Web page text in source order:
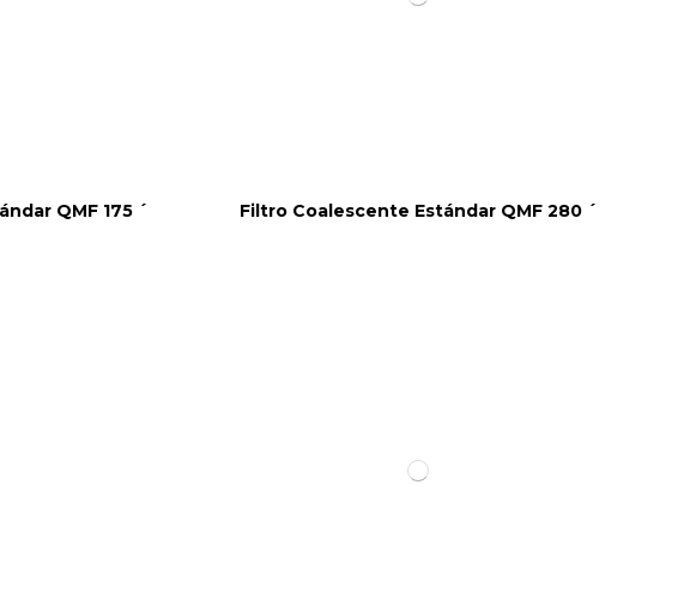
QMF 175 ´ Filtro Coalescente Estándar QMF 280 ´